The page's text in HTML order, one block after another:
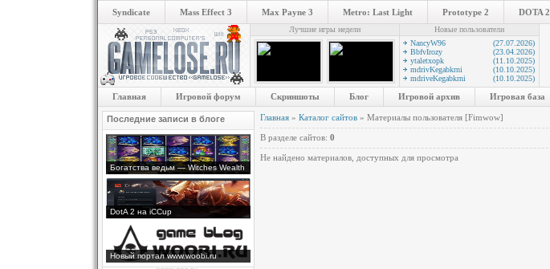
Syndicate Mass Effect 3 Max Payne 3 Metro: Last Light Prototype 2 DOTA 2
Лучшие игры недели
Новые пользователи
NancyW96
(27.07.2026)
BbfvIrozy
(23.04.2026)
ytaletxopk
(11.10.2025)
mdrivKegabkrni
(10.10.2025)
mdriveKegabkrni
(10.10.2025)
Главная Игровой форум Скриншоты Блог Игровой архив Игровая база
Последние записи в блоге
Богатства ведьм — Witches Wealth
DotA 2 на iCCup
Новый портал www.woobi.ru
Главная » Каталог сайтов » Материалы пользователя [Fimwow]
В разделе сайтов: 0
Не найдено материалов, доступных для просмотра